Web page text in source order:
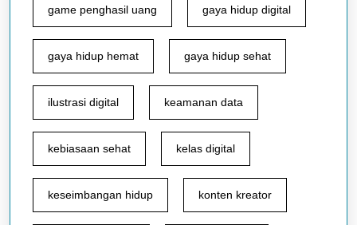
game penghasil uang gaya hidup digital
gaya hidup hemat gaya hidup sehat
ilustrasi digital keamanan data
kebiasaan sehat kelas digital
keseimbangan hidup konten kreator